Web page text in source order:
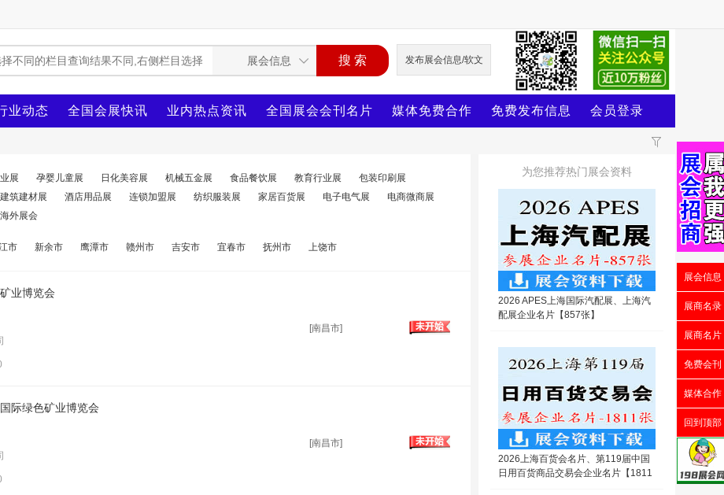
发布展会信息/软文
业动态 全国会展快讯 业内热点资讯 全国展会会刊名片 媒体免费合作 免费发布信息 会员登录
展 孕婴儿童展 日化美容展 机械五金展 食品餐饮展 教育行业展
包装印刷展
建筑建材展 酒店用品展 连锁加盟展 纺织服装展 家居百货展 电子电气展
电商微商展
海外展会
市 新余市 鹰潭市 赣州市 吉安市 宜春市 抚州市 上饶市
业博览会
[南昌市]
际绿色矿业博览会
[南昌市]
为您推荐热门展会资料
2026 APES上海国际汽配展、上海汽
配展企业名片【857张】
2026上海百货会名片、第119届中国
日用百货商品交易会企业名片【1811
展会信息
展商名录
展商名片
免费会刊
媒体合作
回到顶部